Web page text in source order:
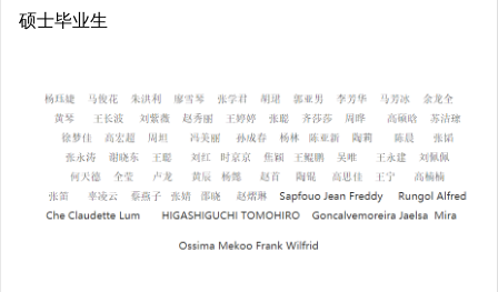
硕士毕业生